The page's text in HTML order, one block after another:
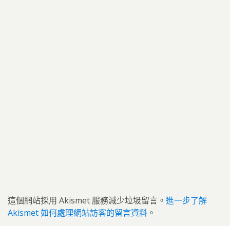
這個網站採用 Akismet 服務減少垃圾留言。 進一步了解
Akismet 如何處理網站訪客的留言資料 。